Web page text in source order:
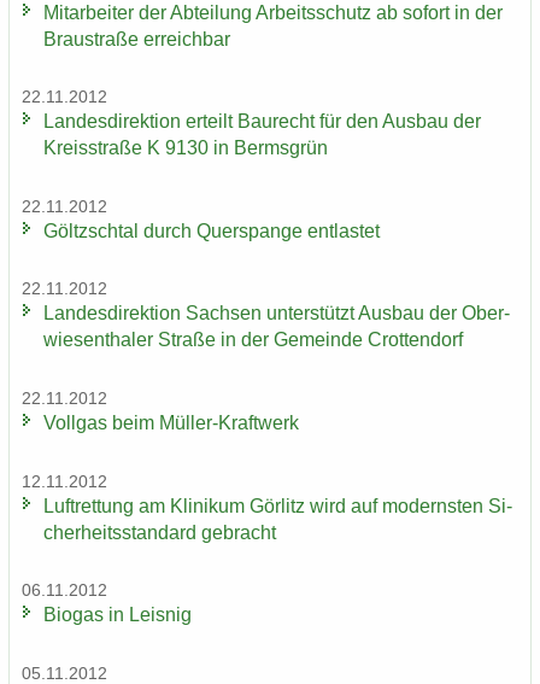
Mit­ar­bei­ter der Ab­tei­lung Ar­beits­schutz ab so­fort in der
Brau­stra­ße er­reich­bar
22.11.2012
Lan­des­di­rek­ti­on er­teilt Bau­recht für den Aus­bau der
Kreis­stra­ße K 9130 in Berms­grün
22.11.2012
Göltzsch­tal durch Quer­span­ge ent­las­tet
22.11.2012
Lan­des­di­rek­ti­on Sach­sen un­ter­stützt Aus­bau der Ober­
wie­sen­tha­ler Stra­ße in der Ge­mein­de Crot­ten­dorf
22.11.2012
Voll­gas beim Müller-​Kraftwerk
12.11.2012
Luft­ret­tung am Kli­ni­kum Gör­litz wird auf mo­derns­ten Si­
cher­heits­stan­dard ge­bracht
06.11.2012
Bio­gas in Leis­nig
05.11.2012